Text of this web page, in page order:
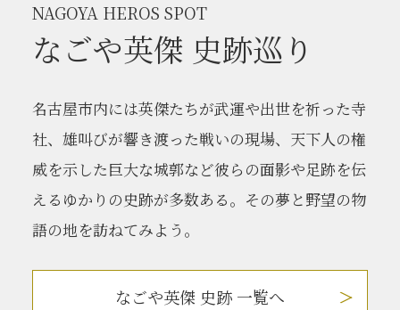
NAGOYA HEROS SPOT
なごや英傑 史跡巡り
名古屋市内には英傑たちが武運や出世を祈った寺
社、雄叫びが響き渡った戦いの現場、天下人の権
威を示した巨大な城郭など彼らの面影や足跡を伝
えるゆかりの史跡が多数ある。その夢と野望の物
語の地を訪ねてみよう。
なごや英傑 史跡 一覧へ